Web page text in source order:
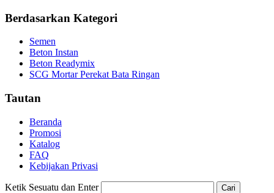
Berdasarkan Kategori
Semen
Beton Instan
Beton Readymix
SCG Mortar Perekat Bata Ringan
Tautan
Beranda
Promosi
Katalog
FAQ
Kebijakan Privasi
Ketik Sesuatu dan Enter Cari